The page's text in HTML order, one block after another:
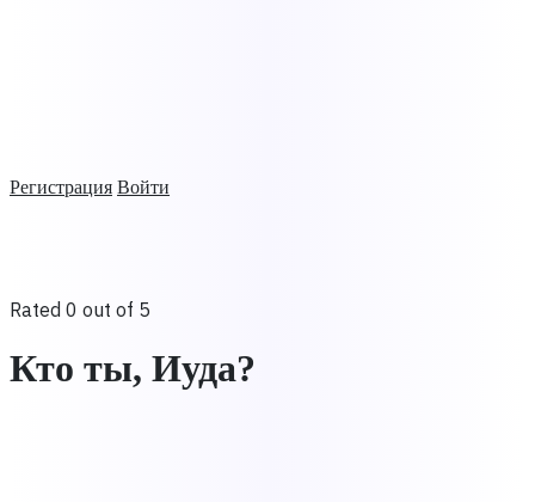
Регистрация Войти
Rated 0 out of 5
Кто ты, Иуда?